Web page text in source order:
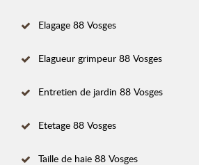
Elagage 88 Vosges
Elagueur grimpeur 88 Vosges
Entretien de jardin 88 Vosges
Etetage 88 Vosges
Taille de haie 88 Vosges